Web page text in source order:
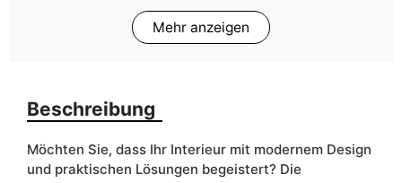
Matt
Breite
ean13 5905723996515
Mehr anzeigen
Beschreibung
Möchten Sie, dass Ihr Interieur mit modernem Design
und praktischen Lösungen begeistert? Die